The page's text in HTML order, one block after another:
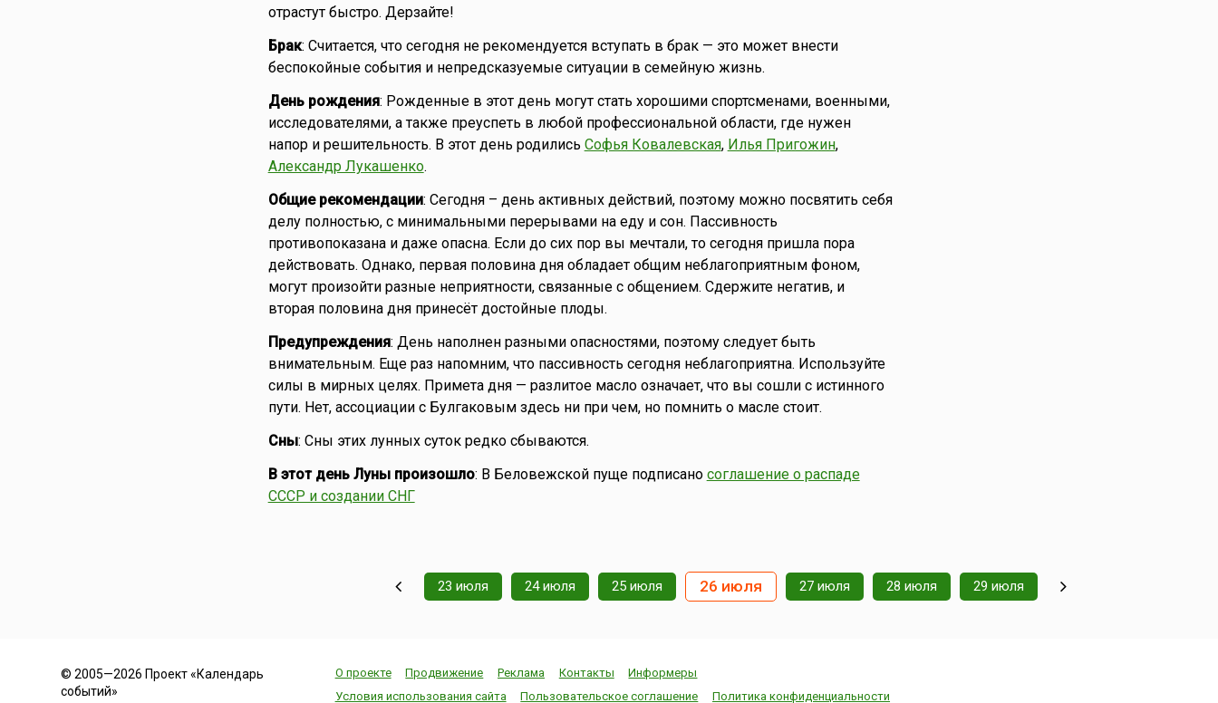
отрастут быстро. Дерзайте!
Брак: Считается, что сегодня не рекомендуется вступать в брак — это может внести
беспокойные события и непредсказуемые ситуации в семейную жизнь.
День рождения: Рожденные в этот день могут стать хорошими спортсменами, военными,
исследователями, а также преуспеть в любой профессиональной области, где нужен
напор и решительность. В этот день родились Софья Ковалевская, Илья Пригожин,
Александр Лукашенко.
Общие рекомендации: Сегодня – день активных действий, поэтому можно посвятить себя
делу полностью, с минимальными перерывами на еду и сон. Пассивность
противопоказана и даже опасна. Если до сих пор вы мечтали, то сегодня пришла пора
действовать. Однако, первая половина дня обладает общим неблагоприятным фоном,
могут произойти разные неприятности, связанные с общением. Сдержите негатив, и
вторая половина дня принесёт достойные плоды.
Предупреждения: День наполнен разными опасностями, поэтому следует быть
внимательным. Еще раз напомним, что пассивность сегодня неблагоприятна. Используйте
силы в мирных целях. Примета дня — разлитое масло означает, что вы сошли с истинного
пути. Нет, ассоциации с Булгаковым здесь ни при чем, но помнить о масле стоит.
Сны: Сны этих лунных суток редко сбываются.
В этот день Луны произошло: В Беловежской пуще подписано соглашение о распаде
СССР и создании СНГ
23 июля 24 июля 25 июля 26 июля 27 июля 28 июля 29 июля
© 2005—2026 Проект «Календарь
событий»
О проекте Продвижение Реклама Контакты
Информеры
Условия использования сайта
Пользовательское соглашение Политика конфиденциальности